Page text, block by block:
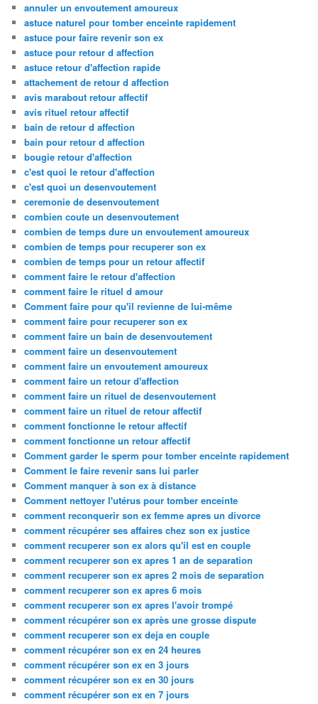
annuler un envoutement amoureux
astuce naturel pour tomber enceinte rapidement
astuce pour faire revenir son ex
astuce pour retour d affection
astuce retour d'affection rapide
attachement de retour d affection
avis marabout retour affectif
avis rituel retour affectif
bain de retour d affection
bain pour retour d affection
bougie retour d'affection
c'est quoi le retour d'affection
c'est quoi un desenvoutement
ceremonie de desenvoutement
combien coute un desenvoutement
combien de temps dure un envoutement amoureux
combien de temps pour recuperer son ex
combien de temps pour un retour affectif
comment faire le retour d'affection
comment faire le rituel d amour
Comment faire pour qu'il revienne de lui-même
comment faire pour recuperer son ex
comment faire un bain de desenvoutement
comment faire un desenvoutement
comment faire un envoutement amoureux
comment faire un retour d'affection
comment faire un rituel de desenvoutement
comment faire un rituel de retour affectif
comment fonctionne le retour affectif
comment fonctionne un retour affectif
Comment garder le sperm pour tomber enceinte rapidement
Comment le faire revenir sans lui parler
Comment manquer à son ex à distance
Comment nettoyer l'utérus pour tomber enceinte
comment reconquerir son ex femme apres un divorce
comment récupérer ses affaires chez son ex justice
comment recuperer son ex alors qu'il est en couple
comment recuperer son ex apres 1 an de separation
comment recuperer son ex apres 2 mois de separation
comment recuperer son ex apres 6 mois
comment recuperer son ex apres l'avoir trompé
comment récupérer son ex après une grosse dispute
comment recuperer son ex deja en couple
comment récupérer son ex en 24 heures
comment récupérer son ex en 3 jours
comment récupérer son ex en 30 jours
comment récupérer son ex en 7 jours